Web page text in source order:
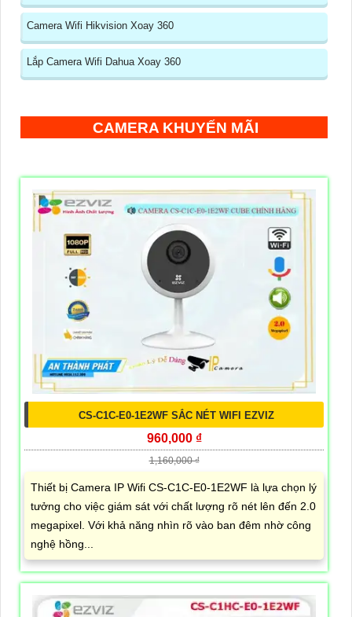
Camera Wifi Hikvision Xoay 360
Lắp Camera Wifi Dahua Xoay 360
CAMERA KHUYẾN MÃI
CS-C1C-E0-1E2WF SẮC NÉT WIFI EZVIZ
960,000 ₫
1,160,000 ₫
Thiết bị Camera IP Wifi CS-C1C-E0-1E2WF là lựa chọn lý
tưởng cho việc giám sát với chất lượng rõ nét lên đến 2.0
megapixel. Với khả năng nhìn rõ vào ban đêm nhờ công
nghệ hồng...